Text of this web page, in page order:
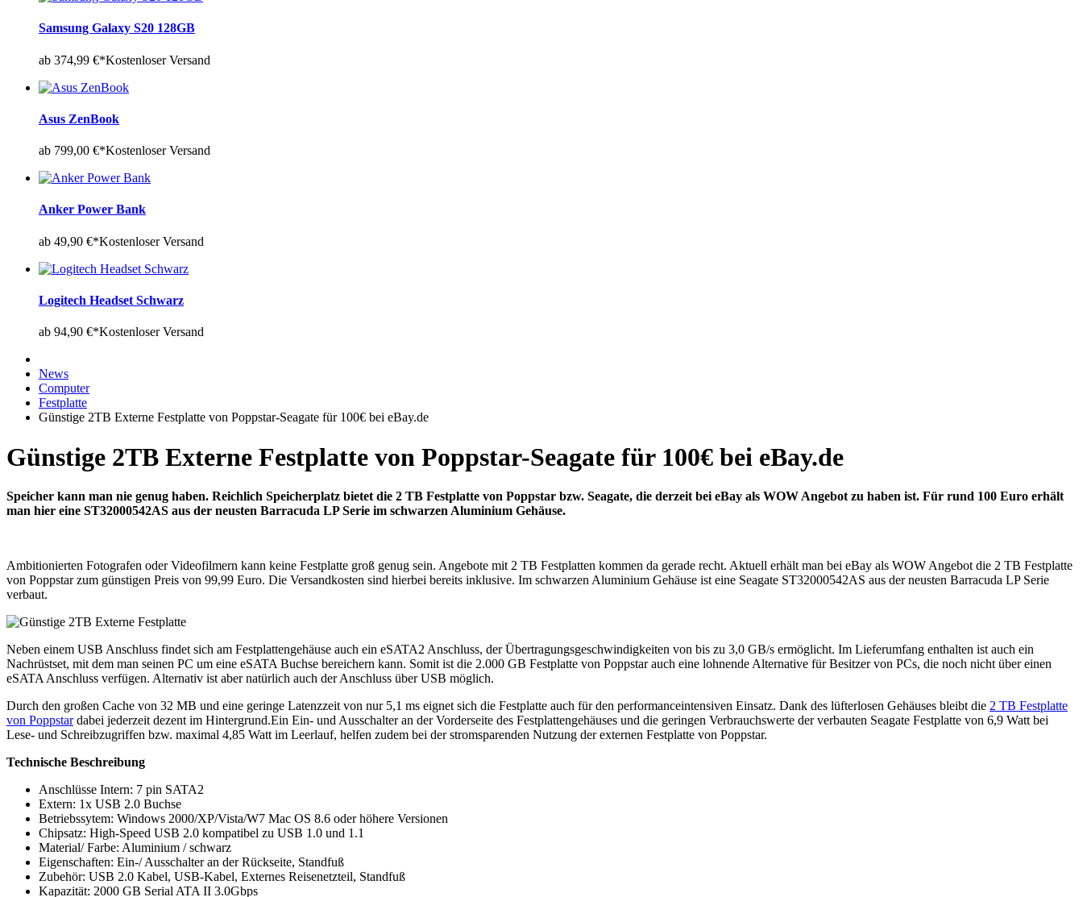
Samsung Galaxy S20 128GB
ab 374,99 €*Kostenloser Versand
Asus ZenBook
ab 799,00 €*Kostenloser Versand
Anker Power Bank
ab 49,90 €*Kostenloser Versand
Logitech Headset Schwarz
ab 94,90 €*Kostenloser Versand
News
Computer
Festplatte
Günstige 2TB Externe Festplatte von Poppstar-Seagate für 100€ bei eBay.de
Günstige 2TB Externe Festplatte von Poppstar-Seagate für 100€ bei eBay.de
Speicher kann man nie genug haben. Reichlich Speicherplatz bietet die 2 TB Festplatte von Poppstar bzw. Seagate, die derzeit bei eBay als WOW Angebot zu haben ist. Für rund 100 Euro erhält
man hier eine ST32000542AS aus der neusten Barracuda LP Serie im schwarzen Aluminium Gehäuse.
Ambitionierten Fotografen oder Videofilmern kann keine Festplatte groß genug sein. Angebote mit 2 TB Festplatten kommen da gerade recht. Aktuell erhält man bei eBay als WOW Angebot die 2 TB Festplatte
von Poppstar zum günstigen Preis von 99,99 Euro. Die Versandkosten sind hierbei bereits inklusive. Im schwarzen Aluminium Gehäuse ist eine Seagate ST32000542AS aus der neusten Barracuda LP Serie
verbaut.
Neben einem USB Anschluss findet sich am Festplattengehäuse auch ein eSATA2 Anschluss, der Übertragungsgeschwindigkeiten von bis zu 3,0 GB/s ermöglicht. Im Lieferumfang enthalten ist auch ein
Nachrüstset, mit dem man seinen PC um eine eSATA Buchse bereichern kann. Somit ist die 2.000 GB Festplatte von Poppstar auch eine lohnende Alternative für Besitzer von PCs, die noch nicht über einen
eSATA Anschluss verfügen. Alternativ ist aber natürlich auch der Anschluss über USB möglich.
Durch den großen Cache von 32 MB und eine geringe Latenzzeit von nur 5,1 ms eignet sich die Festplatte auch für den performanceintensiven Einsatz. Dank des lüfterlosen Gehäuses bleibt die 2 TB Festplatte
von Poppstardabei jederzeit dezent im Hintergrund.Ein Ein- und Ausschalter an der Vorderseite des Festplattengehäuses und die geringen Verbrauchswerte der verbauten Seagate Festplatte von 6,9 Watt bei
Lese- und Schreibzugriffen bzw. maximal 4,85 Watt im Leerlauf, helfen zudem bei der stromsparenden Nutzung der externen Festplatte von Poppstar.
Technische Beschreibung
Anschlüsse Intern: 7 pin SATA2
Extern: 1x USB 2.0 Buchse
Betriebssytem: Windows 2000/XP/Vista/W7 Mac OS 8.6 oder höhere Versionen
Chipsatz: High-Speed USB 2.0 kompatibel zu USB 1.0 und 1.1
Material/ Farbe: Aluminium / schwarz
Eigenschaften: Ein-/ Ausschalter an der Rückseite, Standfuß
Zubehör: USB 2.0 Kabel, USB-Kabel, Externes Reisenetzteil, Standfuß
Kapazität: 2000 GB Serial ATA II 3.0Gbps